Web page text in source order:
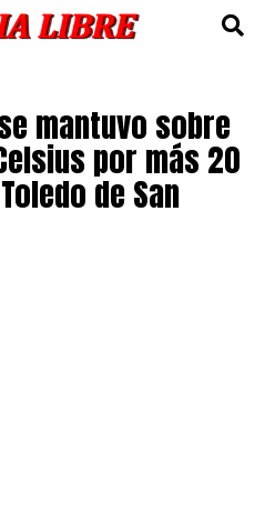
mantuvo sobre
por más 20
de San